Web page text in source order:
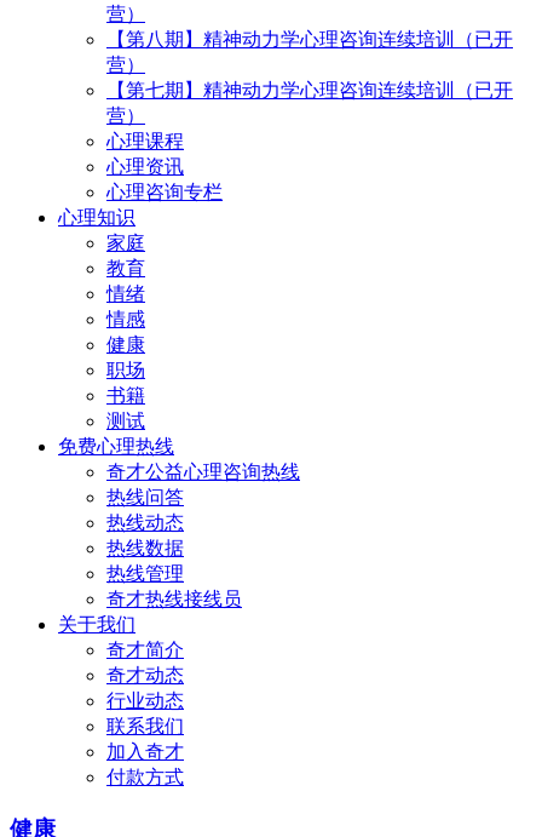
营）
【第八期】精神动力学心理咨询连续培训（已开
营）
【第七期】精神动力学心理咨询连续培训（已开
营）
心理课程
心理资讯
心理咨询专栏
心理知识
家庭
教育
情绪
情感
健康
职场
书籍
测试
免费心理热线
奇才公益心理咨询热线
热线问答
热线动态
热线数据
热线管理
奇才热线接线员
关于我们
奇才简介
奇才动态
行业动态
联系我们
加入奇才
付款方式
健康